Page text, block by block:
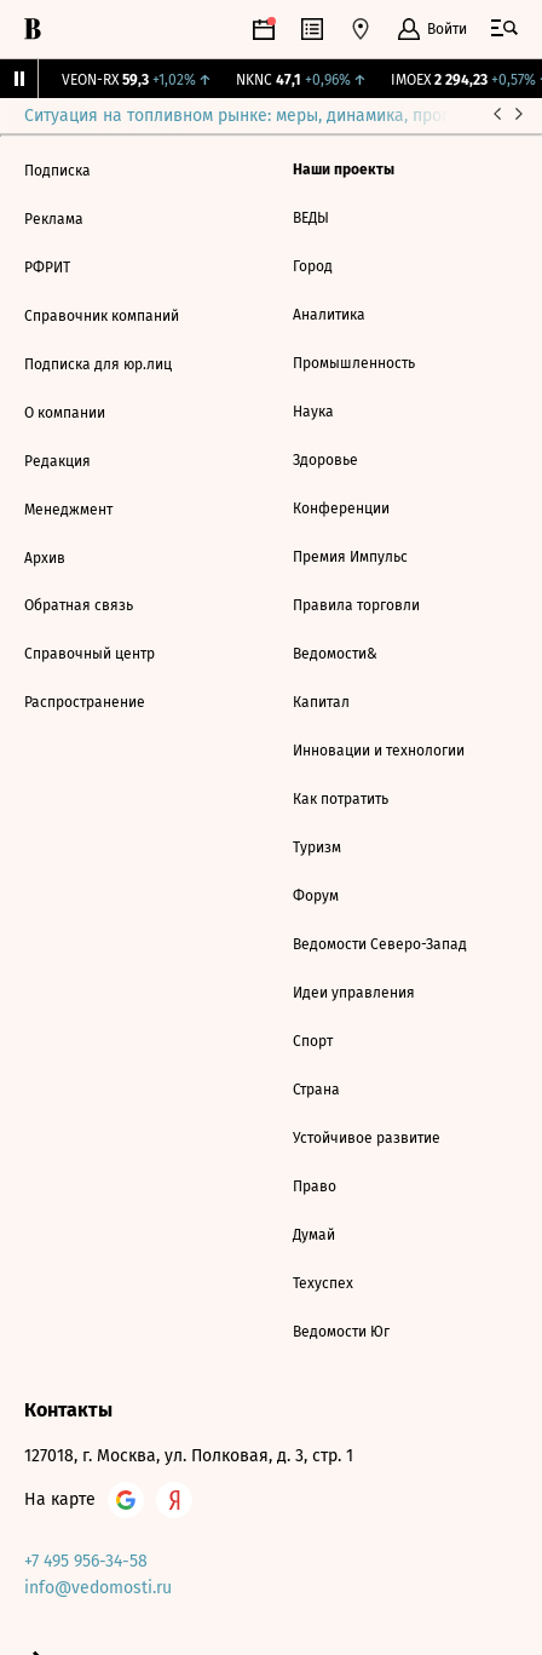
Войти
VEON-RX 59,3 +1,02%↑ NKNC 47,1 +0,96%↑ IMOEX 2 294,23 +0,57%
Ситуация на топливном рынке: меры, динамика, прогнозы
Подписка
Реклама
РФРИТ
Справочник компаний
Подписка для юр.лиц
О компании
Редакция
Менеджмент
Архив
Обратная связь
Справочный центр
Распространение
Наши проекты
ВЕДЫ
Город
Аналитика
Промышленность
Наука
Здоровье
Конференции
Премия Импульс
Правила торговли
Ведомости&
Капитал
Инновации и технологии
Как потратить
Туризм
Форум
Ведомости Северо-Запад
Идеи управления
Спорт
Страна
Устойчивое развитие
Право
Думай
Техуспех
Ведомости Юг
Контакты
127018, г. Москва, ул. Полковая, д. 3, стр. 1
На карте
+7 495 956-34-58
info@vedomosti.ru